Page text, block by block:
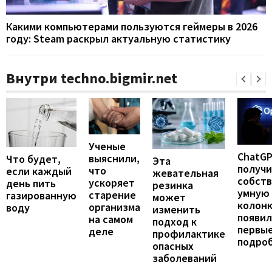
Какими компьютерами пользуются геймеры в 2026
году: Steam раскрыл актуальную статистику
Внутри techno.bigmir.net
Что будет,
если каждый
день пить
газированную
воду
Ученые
выяснили,
что
ускоряет
старение
организма
на самом
деле
Эта
жевательная
резинка
может
изменить
подход к
профилактике
опасных
заболеваний
умную